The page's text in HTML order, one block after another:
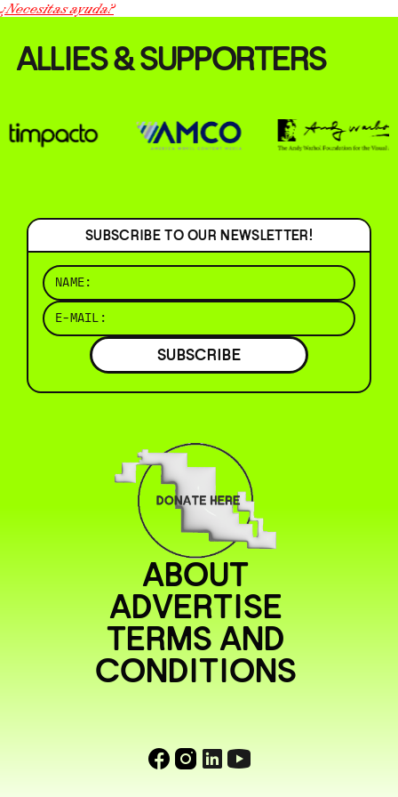
¿Necesitas ayuda?
ALLIES & SUPPORTERS
SUBSCRIBE TO OUR NEWSLETTER!
SUBSCRIBE
ABOUT
ADVERTISE
TERMS AND
CONDITIONS